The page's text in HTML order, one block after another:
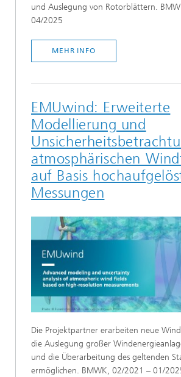
und Auslegung von Rotorblättern.
04/2025
MEHR INFO
EMUwind: Erweiterte
Modellierung und
atmosphärischen
auf Basis
Messungen
Die Projektpartner erarbeiten neue
die Auslegung großer
und die Überarbeitung des geltenden
ermöglichen. BMWK, 02/2021 – 01/